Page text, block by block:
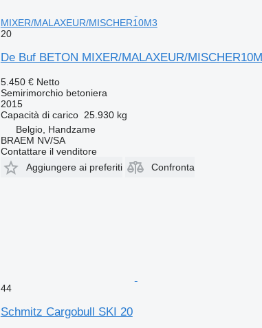
MIXER/MALAXEUR/MISCHER10M3
20
De Buf BETON MIXER/MALAXEUR/
5.450 € Netto
Semirimorchio betoniera
2015
Capacità di carico 25.930 kg
Belgio, Handzame
BRAEM NV/SA
Contattare il venditore
Aggiungere ai preferiti
Confronta
44
Schmitz Cargobull SKI 20